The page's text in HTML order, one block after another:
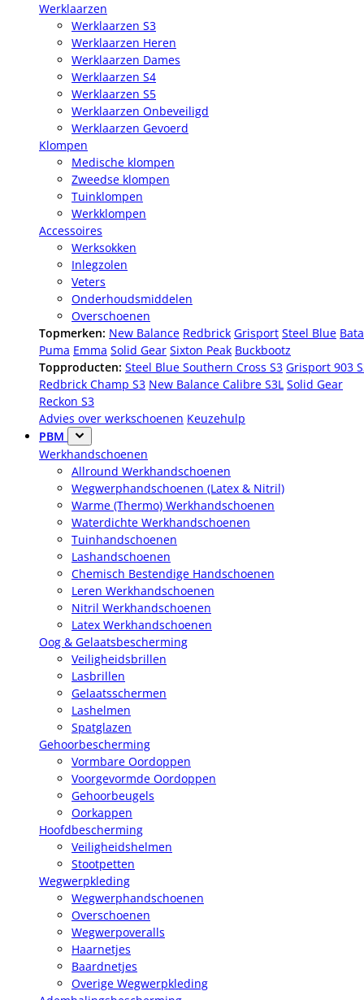
Werklaarzen
Werklaarzen S3
Werklaarzen Heren
Werklaarzen Dames
Werklaarzen S4
Werklaarzen S5
Werklaarzen Onbeveiligd
Werklaarzen Gevoerd
Klompen
Medische klompen
Zweedse klompen
Tuinklompen
Werkklompen
Accessoires
Werksokken
Inlegzolen
Veters
Onderhoudsmiddelen
Overschoenen
Topmerken: New Balance Redbrick Grisport Steel Blue Bata
Puma Emma Solid Gear Sixton Peak Buckbootz
Topproducten: Steel Blue Southern Cross S3 Grisport 903
Redbrick Champ S3 New Balance Calibre S3L Solid Gear
Reckon S3
Advies over werkschoenen Keuzehulp
PBM
Werkhandschoenen
Allround Werkhandschoenen
Wegwerphandschoenen (Latex & Nitril)
Warme (Thermo) Werkhandschoenen
Waterdichte Werkhandschoenen
Tuinhandschoenen
Lashandschoenen
Chemisch Bestendige Handschoenen
Leren Werkhandschoenen
Nitril Werkhandschoenen
Latex Werkhandschoenen
Oog & Gelaatsbescherming
Veiligheidsbrillen
Lasbrillen
Gelaatsschermen
Lashelmen
Spatglazen
Gehoorbescherming
Vormbare Oordoppen
Voorgevormde Oordoppen
Gehoorbeugels
Oorkappen
Hoofdbescherming
Veiligheidshelmen
Stootpetten
Wegwerpkleding
Wegwerphandschoenen
Overschoenen
Wegwerpoveralls
Haarnetjes
Baardnetjes
Overige Wegwerpkleding